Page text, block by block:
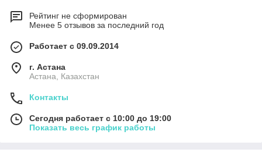
Рейтинг не сформирован
Менее 5 отзывов за последний год
Работает с 09.09.2014
г. Астана
Астана, Казахстан
Контакты
Сегодня работает с 10:00 до 19:00
Показать весь график работы